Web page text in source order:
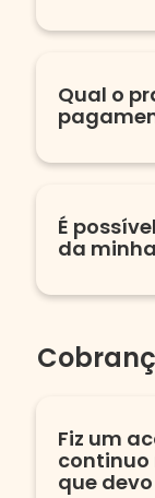
Qual o
É
da
Fiz um
continuo
que